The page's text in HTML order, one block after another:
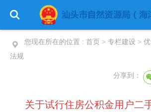
您现在所在的位置 : 首页 > 专栏建设 >
法规
分享到：
关于试行住房公积金用户二